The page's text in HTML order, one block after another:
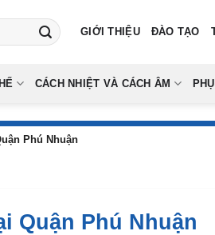
GIỚI THIỆU ĐÀO TẠO
CÁCH NHIỆT VÀ CÁCH ÂM
Phú Nhuận
Quận Phú Nhuận